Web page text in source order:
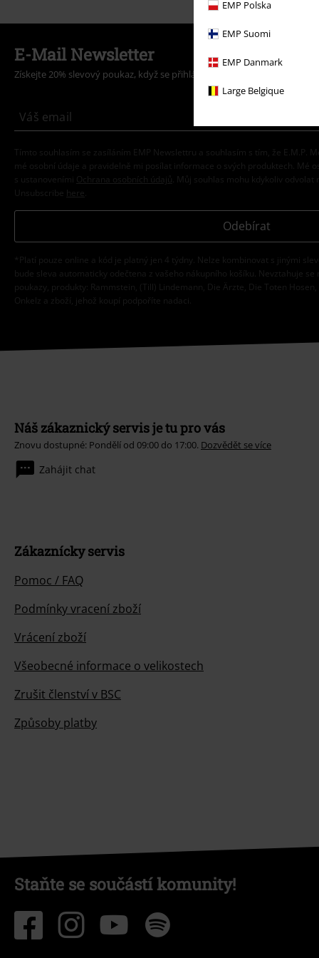
EMP Polska
EMP Suomi
EMP Danmark
Large Belgique
E-Mail Newsletter
Získejte 20% slevový poukaz, když se přihlásíte teď!
Tímto souhlasím se zasíláním EMP Newslettru a souhlasím s tím, že E.M.P.
mé osobní údaje a pravidelně mi posílat informace o svých produktech. Mé
s ustanoveními
Ochrana osobních údajů . Můj souhlas mohu kdykoliv odvolat
Unsubscribe here
Odebírat
*Platí pouze online a kód je platný jen 4 týdny. Nelze kombinovat s jinými
bude sleva automaticky odečtena z vašeho nákupního košíku. Nevztahuje
poukazy, produkty: Rammstein, (Till) Lindemann, Die Ärzte, Die Toten
Onkelz a zboží, jehož koupí podpoříte nadaci.
Náš zákaznický servis je tu pro vás
Znovu dostupné: Pondělí od 09:00 do 17:00. Dozvědět se více
Zahájit chat
Zákaznícky servis
Pomoc / FAQ
Podmínky vracení zboží
Vrácení zboží
Všeobecné informace o velikostech
Zrušit členství v BSC
Způsoby platby
Staňte se součástí komunity!